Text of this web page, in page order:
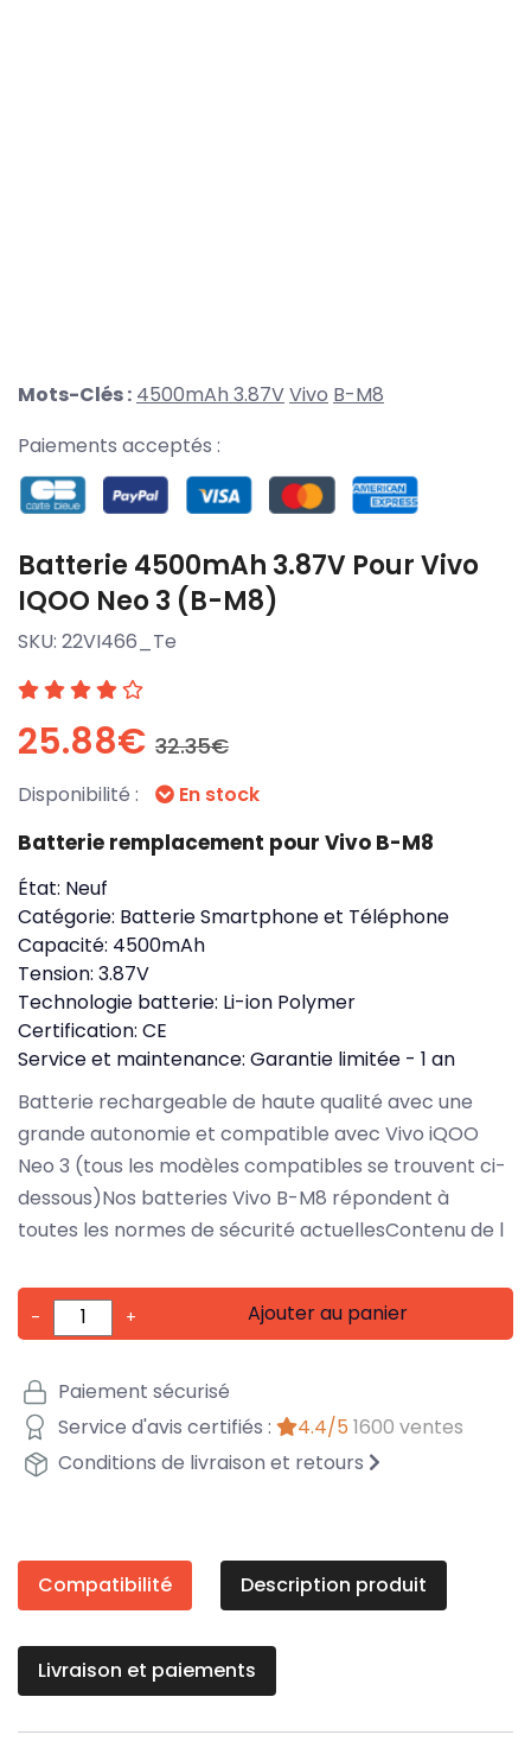
Mots-Clés : 4500mAh 3.87VVivo B-M8
Paiements acceptés :
Batterie 4500mAh 3.87V Pour Vivo
IQOO Neo 3 (B-M8)
SKU: 22VI466_Te
25.88€ 32.35€
Disponibilité : En stock
Batterie remplacement pour Vivo B-M8
État: Neuf
Catégorie: Batterie Smartphone et Téléphone
Capacité: 4500mAh
Tension: 3.87V
Technologie batterie: Li-ion Polymer
Certification: CE
Service et maintenance: Garantie limitée - 1 an
Batterie rechargeable de haute qualité avec une
grande autonomie et compatible avec Vivo iQOO
Neo 3 (tous les modèles compatibles se trouvent ci-
dessous)Nos batteries Vivo B-M8 répondent à
toutes les normes de sécurité actuellesContenu de l
- + Ajouter au panier
Paiement sécurisé
Service d'avis certifiés :
4.4/5 1600 ventes
Conditions de livraison et retours
Compatibilité Description produit
Livraison et paiements